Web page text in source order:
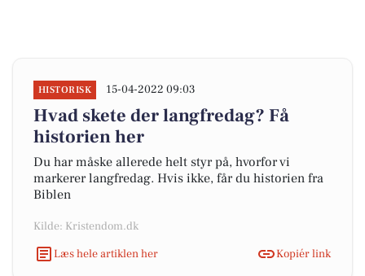
HISTORISK 15-04-2022 09:03
Hvad skete der langfredag? Få
historien her
Du har måske allerede helt styr på, hvorfor vi
markerer langfredag. Hvis ikke, får du historien fra
Biblen
Kilde: Kristendom.dk
Læs hele artiklen her
Kopiér link